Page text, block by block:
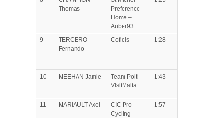
Thomas
Preference
Home –
Auber93
9
TERCERO
Fernando
Cofidis 1:28
10 MEEHAN Jamie
Team Polti
VisitMalta
1:43
11 MARIAULTAxel
CIC Pro
Cycling
1:57